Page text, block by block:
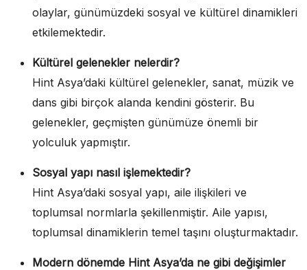
olaylar, günümüzdeki sosyal ve kültürel dinamikleri
etkilemektedir.
Kültürel gelenekler nelerdir?
Hint Asya’daki kültürel gelenekler, sanat, müzik ve
dans gibi birçok alanda kendini gösterir. Bu
gelenekler, geçmişten günümüze önemli bir
yolculuk yapmıştır.
Sosyal yapı nasıl işlemektedir?
Hint Asya’daki sosyal yapı, aile ilişkileri ve
toplumsal normlarla şekillenmiştir. Aile yapısı,
toplumsal dinamiklerin temel taşını oluşturmaktadır.
Modern dönemde Hint Asya’da ne gibi değişimler